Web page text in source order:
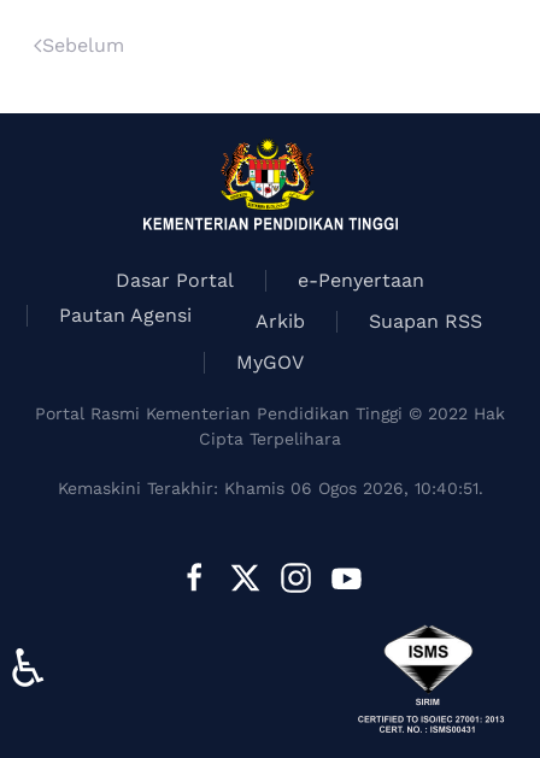
Sebelum
Dasar Portal
e-Penyertaan
Pautan Agensi
Arkib
Suapan RSS
MyGOV
Portal Rasmi Kementerian Pendidikan Tinggi © 2022 Hak
Cipta Terpelihara
Kemaskini Terakhir: Khamis 06 Ogos 2026, 10:40:51.